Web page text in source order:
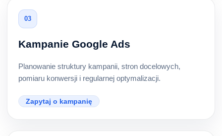
03
Kampanie Google Ads
Planowanie struktury kampanii, stron docelowych,
pomiaru konwersji i regularnej optymalizacji.
Zapytaj o kampanię